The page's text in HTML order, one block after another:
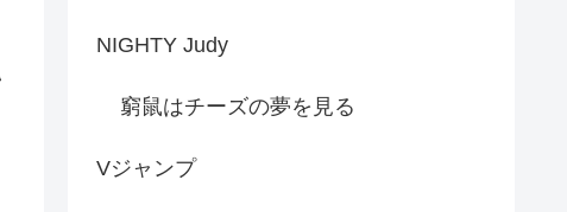
NIGHTY Judy
窮鼠はチーズの夢を見る
Vジャンプ